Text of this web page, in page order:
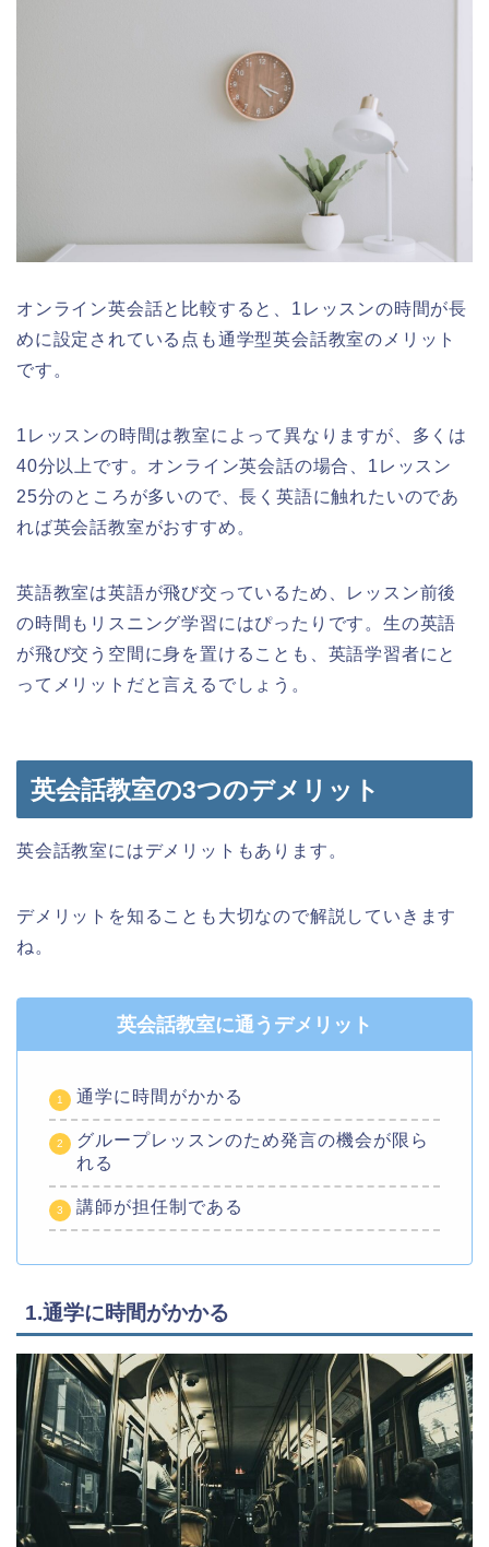
オンライン英会話と比較すると、1レッスンの時間が長
めに設定されている点も通学型英会話教室のメリット
です。
1レッスンの時間は教室によって異なりますが、多くは
40分以上です。オンライン英会話の場合、1レッスン
25分のところが多いので、長く英語に触れたいのであ
れば英会話教室がおすすめ。
英語教室は英語が飛び交っているため、レッスン前後
の時間もリスニング学習にはぴったりです。生の英語
が飛び交う空間に身を置けることも、英語学習者にと
ってメリットだと言えるでしょう。
英会話教室の3つのデメリット
英会話教室にはデメリットもあります。
デメリットを知ることも大切なので解説していきます
ね。
英会話教室に通うデメリット
通学に時間がかかる
グループレッスンのため発言の機会が限ら
れる
講師が担任制である
1.通学に時間がかかる